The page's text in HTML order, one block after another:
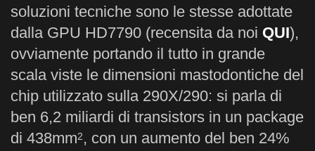
soluzioni tecniche sono le stesse adottate
dalla GPU HD7790 (recensita da noi QUI),
ovviamente portando il tutto in grande
scala viste le dimensioni mastodontiche del
chip utilizzato sulla 290X/290: si parla di
ben 6,2 miliardi di transistors in un package
di 438mm2 , con un aumento del ben 24%